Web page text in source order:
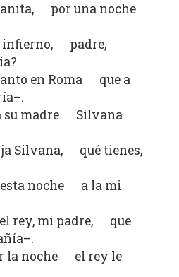
por una noche
infierno, padre,
en Roma que a
su madre Silvana
Silvana, qué tienes,
esta noche a la mi
rey, mi padre, que
la noche el rey le